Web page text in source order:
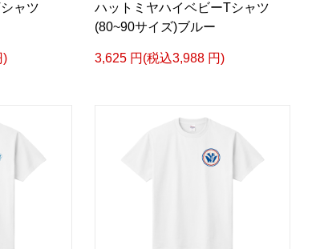
ャツ
)
ハットミヤハイベビーTシャツ
(80~90サイズ)ブルー
3,625 円(税込3,988 円)